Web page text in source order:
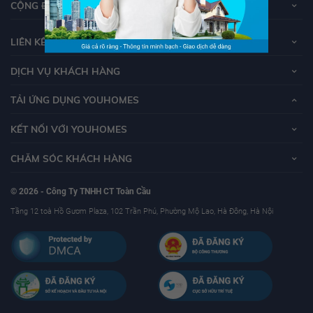
CỘNG ĐỒNG YOUHOMERS
LIÊN KẾT
DỊCH VỤ KHÁCH HÀNG
TẢI ỨNG DỤNG YOUHOMES
KẾT NỐI VỚI YOUHOMES
CHĂM SÓC KHÁCH HÀNG
© 2026 - Công Ty TNHH CT Toàn Cầu
Tầng 12 toà Hồ Gươm Plaza, 102 Trần Phú, Phường Mộ Lao, Hà Đông, Hà Nội